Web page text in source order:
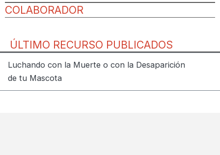
COLABORADOR
ÚLTIMO RECURSO PUBLICADOS
Luchando con la Muerte o con la Desaparición
de tu Mascota